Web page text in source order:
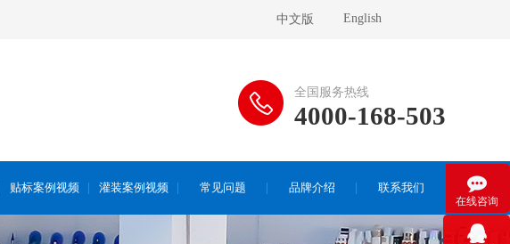
中文版 English
全国服务热线
4000-168-503
贴标案例视频 灌装案例视频 常见问题 品牌介绍 联系我们 
在线咨询
